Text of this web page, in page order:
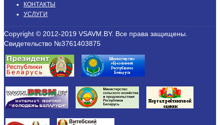
КОНТАКТЫ
УСЛУГИ
Copyright © 2012-2019 VSAVM.BY. Все права защищены.
Свидетельство №3761403875